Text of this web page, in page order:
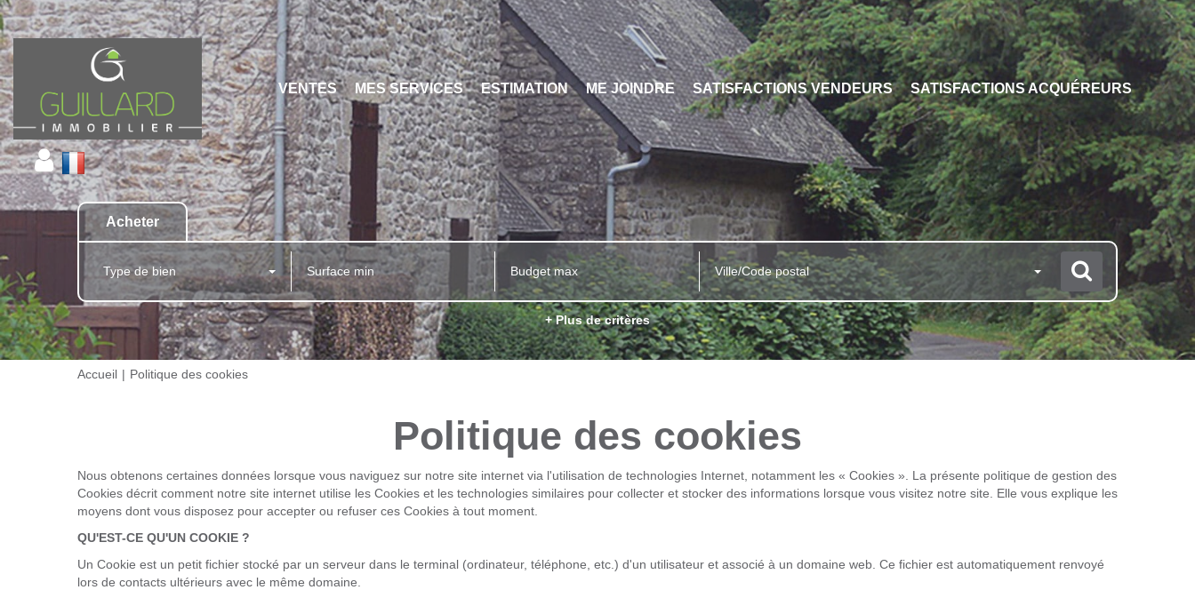
VENTES MES SERVICES ESTIMATION ME JOINDRE SATISFACTIONS VENDEURS SATISFACTIONS ACQUÉREURS
Acheter
Type de bien Ville/Code postal
+ Plus de critères
Accueil Politique des cookies
Politique des cookies
Nous obtenons certaines données lorsque vous naviguez sur notre site internet via l'utilisation de technologies Internet, notamment les « Cookies ». La présente politique de gestion des
Cookies décrit comment notre site internet utilise les Cookies et les technologies similaires pour collecter et stocker des informations lorsque vous visitez notre site. Elle vous explique les
moyens dont vous disposez pour accepter ou refuser ces Cookies à tout moment.
QU'EST-CE QU'UN COOKIE ?
Un Cookie est un petit fichier stocké par un serveur dans le terminal (ordinateur, téléphone, etc.) d'un utilisateur et associé à un domaine web. Ce fichier est automatiquement renvoyé
lors de contacts ultérieurs avec le même domaine.